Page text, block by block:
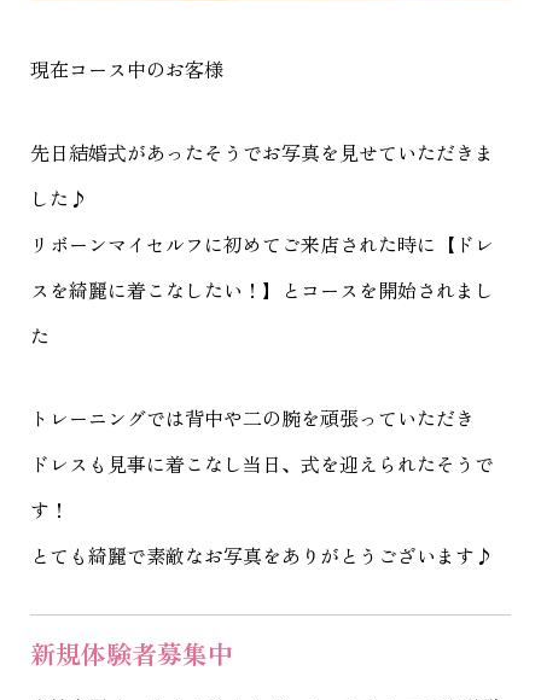
現在コース中のお客様
先日結婚式があったそうでお写真を見せていただきま
した♪
リボーンマイセルフに初めてご来店された時に【ドレ
スを綺麗に着こなしたい！】とコースを開始されまし
た
トレーニングでは背中や二の腕を頑張っていただき
ドレスも見事に着こなし当日、式を迎えられたそうで
す！
とても綺麗で素敵なお写真をありがとうございます♪
新規体験者募集中